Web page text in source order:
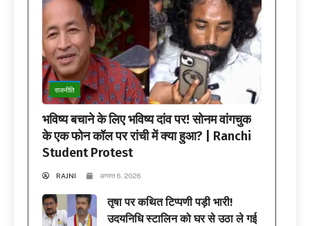
राजनीति
भविष्य बचाने के लिए भविष्य दांव पर! सोनम वांगचुक
के एक फोन कॉल पर रांची में क्या हुआ? | Ranchi
Student Protest
RAJNI अगस्त 6, 2026
तृषा पर कथित टिप्पणी पड़ी भारी!
उदयनिधि स्टालिन को घर से उठा ले गई